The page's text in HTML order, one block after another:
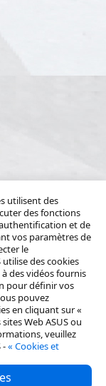
utilisent des
des fonctions
et de
vos paramètres de
le
des cookies
des vidéos fournis
pour définir vos
pouvez
en cliquant sur «
Web ASUS ou
veuillez
-« Cookies et